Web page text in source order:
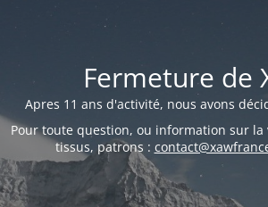
Fermeture de
Apres 11 ans d'activité, nous avons
Pour toute question, ou information sur la
tissus, patrons :